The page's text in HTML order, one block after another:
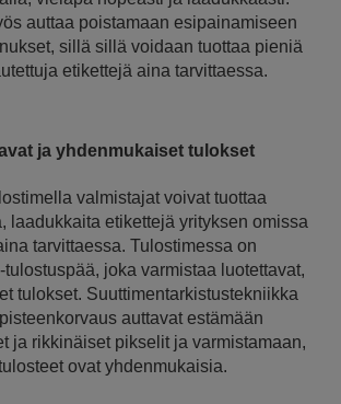
auttaa poistamaan esipainamiseen
sillä sillä voidaan tuottaa pieniä
etikettejä aina tarvittaessa.
ja yhdenmukaiset tulokset
valmistajat voivat tuottaa
laadukkaita etikettejä yrityksen omissa
tarvittaessa. Tulostimessa on
tulostuspää, joka varmistaa luotettavat,
tulokset. Suuttimentarkistustekniikka
auttavat estämään
ja rikkinäiset pikselit ja varmistamaan,
ovat yhdenmukaisia.